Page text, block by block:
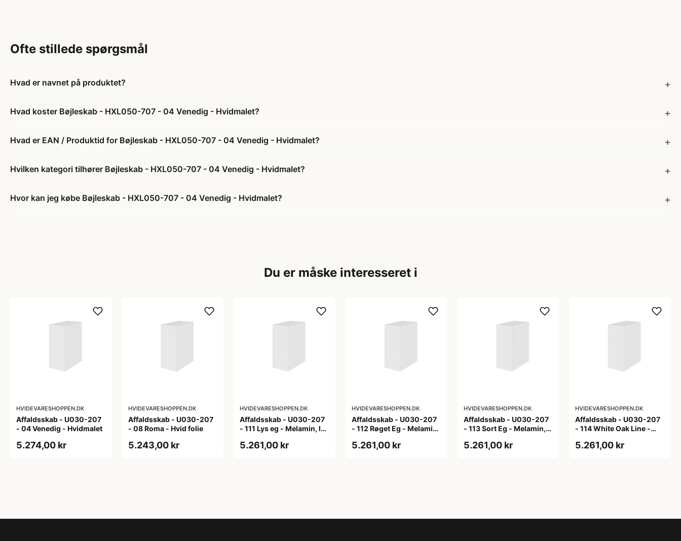
Ofte stillede spørgsmål
Hvad er navnet på produktet?
Hvad koster Bøjleskab - HXL050-707 - 04 Venedig - Hvidmalet?
Hvad er EAN / Produktid for Bøjleskab - HXL050-707 - 04 Venedig - Hvidmalet?
Hvilken kategori tilhører Bøjleskab - HXL050-707 - 04 Venedig - Hvidmalet?
Hvor kan jeg købe Bøjleskab - HXL050-707 - 04 Venedig - Hvidmalet?
Du er måske interesseret i
HVIDEVARESHOPPEN.DK
Affaldsskab - U030-207
- 04 Venedig - Hvidmalet
5.274,00 kr
HVIDEVARESHOPPEN.DK
Affaldsskab - U030-207
- 08 Roma - Hvid folie
5.243,00 kr
HVIDEVARESHOPPEN.DK
Affaldsskab - U030-207
- 111 Lys eg - Melamin, lys
5.261,00 kr
HVIDEVARESHOPPEN.DK
Affaldsskab - U030-207
- 112 Røget Eg - Melamin,
5.261,00 kr
HVIDEVARESHOPPEN.DK
Affaldsskab - U030-207
- 113 Sort Eg - Melamin,
5.261,00 kr
HVIDEVARESHOPPEN.DK
Affaldsskab - U030-207
- 114 White Oak Line -
5.261,00 kr